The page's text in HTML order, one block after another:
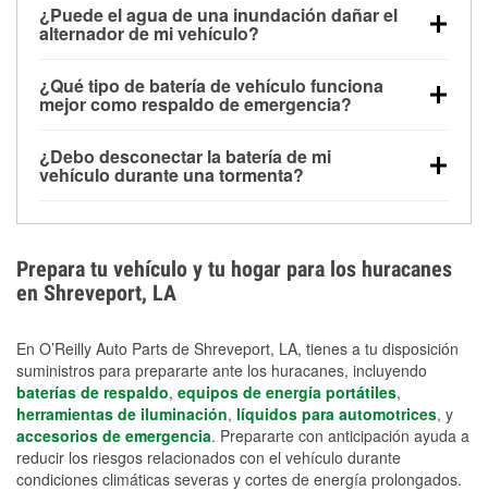
alimentar pequeños accesorios durante un tiempo
limitado, pero el uso repetido sin conducir el vehículo
contar con un equipo de carga de respaldo para
cortes prolongados.
¿Puede el agua de una inundación dañar el
alternador de mi vehículo?
parte baja del compartimento del motor y pueden
dañarse si se sumergen, lo que puede provocar una
días después de la exposición.
¿Qué tipo de batería de vehículo funciona
mejor como respaldo de emergencia?
para aplicaciones de ciclo profundo porque son
selladas, resistentes a las vibraciones y más
¿Debo desconectar la batería de mi
vehículo durante una tormenta?
los daños por inundación. Evitar el agua estancada y
preparar opciones de carga de respaldo son
medidas de protección más efectivas.
Prepara tu vehículo y tu hogar para los huracanes
en Shreveport, LA
En O’Reilly Auto Parts de Shreveport, LA, tienes a tu disposición
suministros para prepararte ante los huracanes, incluyendo
baterías de respaldo, equipos de energía portátiles,
herramientas de iluminación, líquidos para automotrices, y
accesorios de emergencia. Prepararte con anticipación ayuda a
reducir los riesgos relacionados con el vehículo durante
condiciones climáticas severas y cortes de energía prolongados.